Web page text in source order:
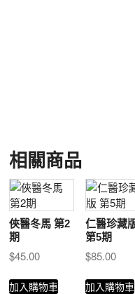
相關商品
俠醫冬馬 第2
期
$45.00
加入購物車
仁醫珍藏
第5期
$85.00
加入購物車